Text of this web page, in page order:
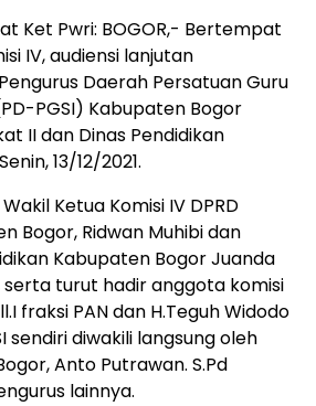
Ket Pwri: BOGOR,- Bertempat
IV, audiensi lanjutan
Daerah Persatuan Guru
PGSI) Kabupaten Bogor
II dan Dinas Pendidikan
13/12/2021.
Ketua Komisi IV DPRD
Bogor, Ridwan Muhibi dan
Kabupaten Bogor Juanda
serta turut hadir anggota komisi
fraksi PAN dan H.Teguh Widodo
sendiri diwakili langsung oleh
Anto Putrawan. S.Pd
lainnya.